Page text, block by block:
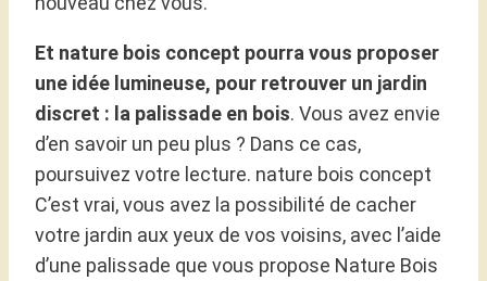
Et nature bois concept pourra vous proposer
une idée lumineuse, pour retrouver un jardin
discret : la palissade en bois. Vous avez envie
d’en savoir un peu plus ? Dans ce cas,
poursuivez votre lecture. nature bois concept
C’est vrai, vous avez la possibilité de cacher
votre jardin aux yeux de vos voisins, avec l’aide
d’une palissade que vous propose Nature Bois